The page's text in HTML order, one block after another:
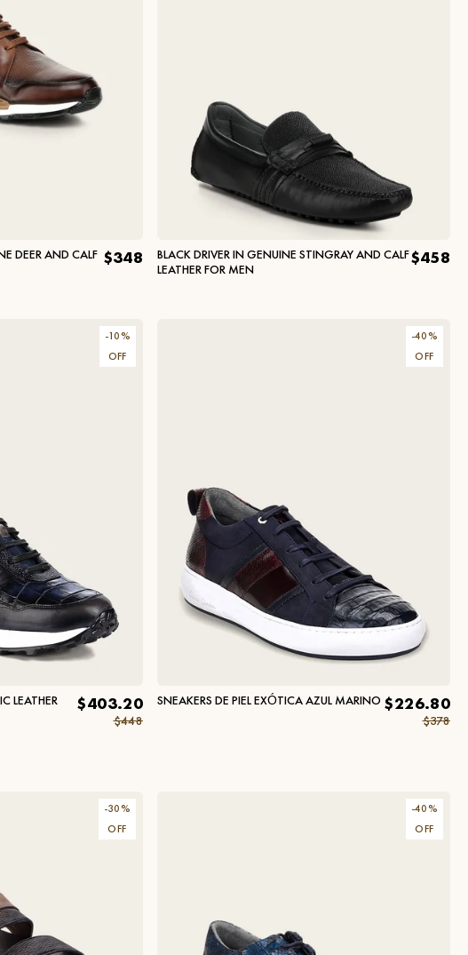
DEER AND CALF $348
BLACK DRIVER IN GENUINE STINGRAY AND CALF
LEATHER FOR MEN
$458
-10%
OFF
LEATHER $403.20
$448
-40%
OFF
SNEAKERS DE PIEL EXÓTICA AZUL MARINO $226.80
$378
-30%
OFF
-40%
OFF